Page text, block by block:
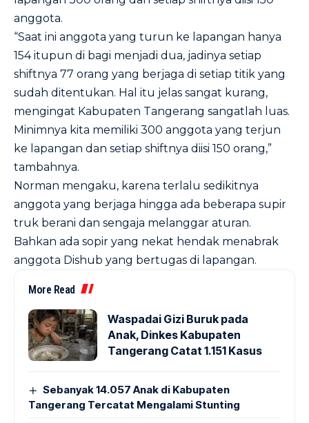
anggota.
“Saat ini anggota yang turun ke lapangan hanya
154 itupun di bagi menjadi dua, jadinya setiap
shiftnya 77 orang yang berjaga di setiap titik yang
sudah ditentukan. Hal itu jelas sangat kurang,
mengingat Kabupaten Tangerang sangatlah luas.
Minimnya kita memiliki 300 anggota yang terjun
ke lapangan dan setiap shiftnya diisi 150 orang,”
tambahnya.
Norman mengaku, karena terlalu sedikitnya
anggota yang berjaga hingga ada beberapa supir
truk berani dan sengaja melanggar aturan.
Bahkan ada sopir yang nekat hendak menabrak
anggota Dishub yang bertugas di lapangan.
More Read
Waspadai Gizi Buruk pada
Anak, Dinkes Kabupaten
Tangerang Catat 1.151 Kasus
Sebanyak 14.057 Anak di Kabupaten
Tangerang Tercatat Mengalami Stunting